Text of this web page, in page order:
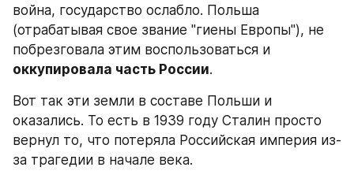
война, государство ослабло. Польша
(отрабатывая свое звание "гиены Европы"), не
оккупировала часть России.
Вот так эти земли в составе Польши и
оказались. То есть в 1939 году Сталин просто
вернул то, что потеряла Российская империя из-
за трагедии в начале века.